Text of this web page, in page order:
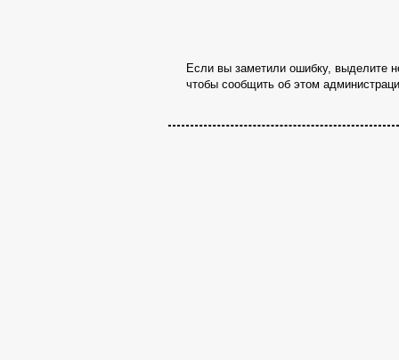
Если вы заметили ошибку, выделите
чтобы сообщить об этом